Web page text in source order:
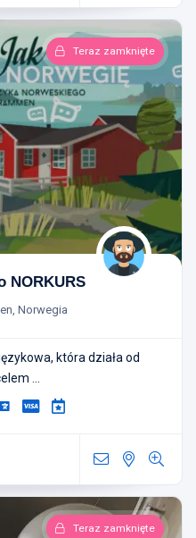
Teraz zamknięte
NORKURS
Norwegia
która działa od
...
Teraz zamknięte